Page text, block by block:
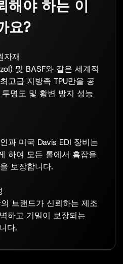
해야 하는 이
요?
자재
및 BASF와 같은 세계적
고급 지방족 TPU만을 공
명도 및 황변 방지 성능
과 미국 Davis EDI 장비는
하여 모든 롤에서 흠잡을
보장합니다.
브랜드가 신뢰하는 제조
하고 기밀이 보장되는
다.